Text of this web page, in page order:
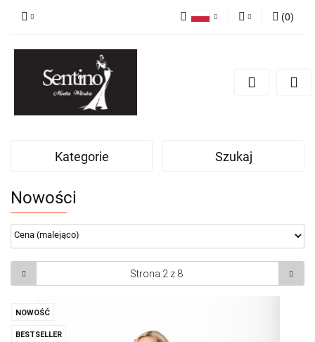
Zarejestruj się
(0)
Kategorie Szukaj
Nowości
NOWOŚĆ
BESTSELLER